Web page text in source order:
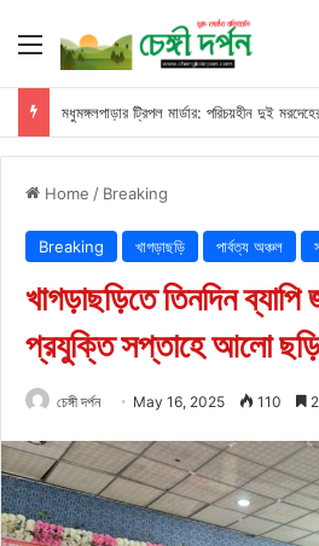
Menu
মধুমঙ্গলপাড়ার ট্রিপল মার্ডার: পরিচয়হীন দুই
Home / Breaking
Breaking খাগড়াছড়ি পার্বত্য অঞ্চল
খাগড়াছড়িতে তিনদিন ব্যাপি
প্রযুক্তি সপ্তাহে আলো
চেঙ্গী দর্পন May 16, 2025 110